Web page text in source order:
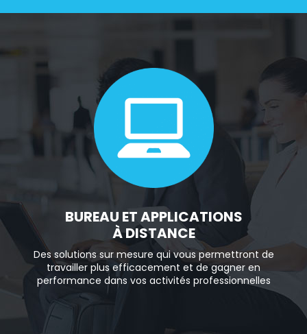
BUREAU ET APPLICATIONS
À DISTANCE
Des solutions sur mesure qui vous permettront de
travailler plus efficacement et de gagner en
performance dans vos activités professionnelles